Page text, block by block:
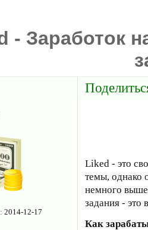
- Заработок
: 2014-12-17
Liked - это
темы, однако
немного
задания - это
Как